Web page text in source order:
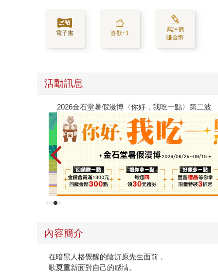
電子書 喜歡+1
寫評價
賺金幣
活動訊息
原本只是跟全校第一美少女商量彼此摯友的戀愛
的存在（１）
內容簡介
在暗黑人格覺醒的陰沉原先生面前，
歌夏重新面對自己的感情。